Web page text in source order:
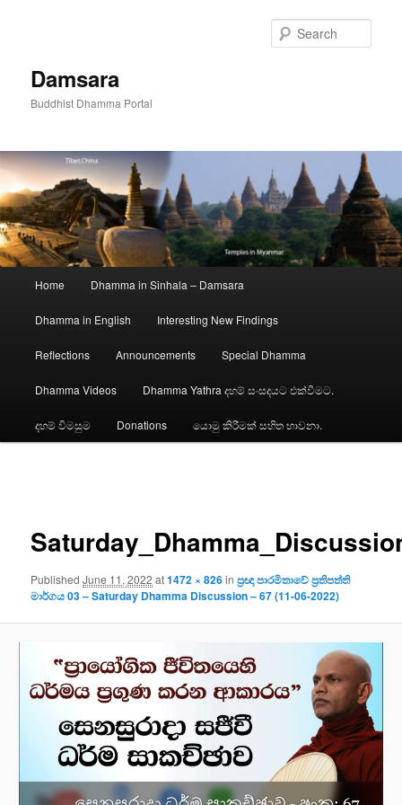
Damsara
Buddhist Dhamma Portal
Home Dhamma in Sinhala – Damsara
Dhamma in English Interesting New Findings
Reflections Announcements Special Dhamma
Dhamma Videos Dhamma Yathra දහම් සංසදයට එක්වීමට.
දහම් විමසුම Donations යොමු කිරීමක් සහිත භාවනා.
PublishedJune 11, 2022 at1472 × 826inප්‍රඥා පාරමිතාවේ ප්‍රතිපත්ති
මාර්ගය 03 – Saturday Dhamma Discussion – 67 (11-06-2022)